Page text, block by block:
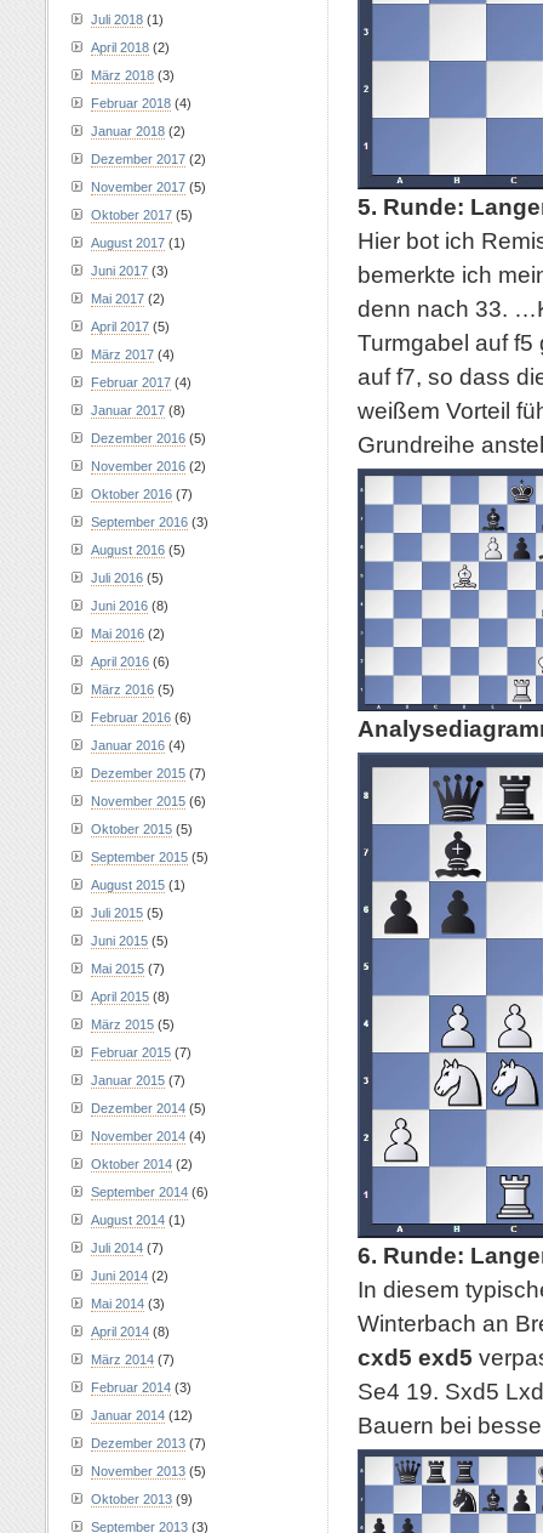
5. Runde:
Hier bot ich
bemerkte ich
denn nach 33.
Turmgabel auf f5
auf f7, so dass
weißem Vorteil
Grundreihe
6. Runde:
In diesem
Winterbach an
cxd5 exd5
Se4 19. Sxd5
Bauern bei
Juli 2018 (1)
April 2018 (2)
März 2018 (3)
Februar 2018 (4)
Januar 2018 (2)
Dezember 2017 (2)
November 2017 (5)
Oktober 2017 (5)
August 2017 (1)
Juni 2017 (3)
Mai 2017 (2)
April 2017 (5)
März 2017 (4)
Februar 2017 (4)
Januar 2017 (8)
Dezember 2016 (5)
November 2016 (2)
Oktober 2016 (7)
September 2016 (3)
August 2016 (5)
Juli 2016 (5)
Juni 2016 (8)
Mai 2016 (2)
April 2016 (6)
März 2016 (5)
Februar 2016 (6)
Januar 2016 (4)
Dezember 2015 (7)
November 2015 (6)
Oktober 2015 (5)
September 2015 (5)
August 2015 (1)
Juli 2015 (5)
Juni 2015 (5)
Mai 2015 (7)
April 2015 (8)
März 2015 (5)
Februar 2015 (7)
Januar 2015 (7)
Dezember 2014 (5)
November 2014 (4)
Oktober 2014 (2)
September 2014 (6)
August 2014 (1)
Juli 2014 (7)
Juni 2014 (2)
Mai 2014 (3)
April 2014 (8)
März 2014 (7)
Februar 2014 (3)
Januar 2014 (12)
Dezember 2013 (7)
November 2013 (5)
Oktober 2013 (9)
September 2013 (3)